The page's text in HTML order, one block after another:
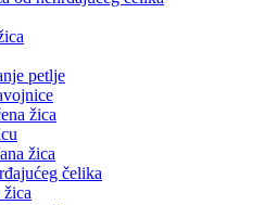
petlje
žica
žica
čelika
žica